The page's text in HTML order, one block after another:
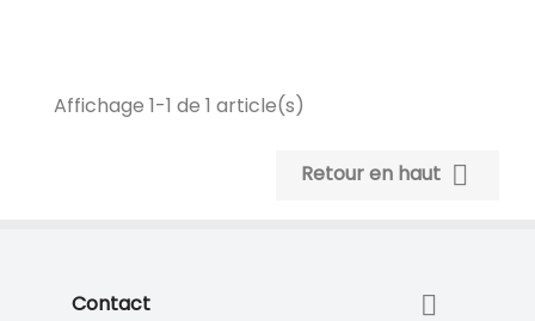
Affichage 1-1 de 1 article(s)
Retour en haut 
Contact 